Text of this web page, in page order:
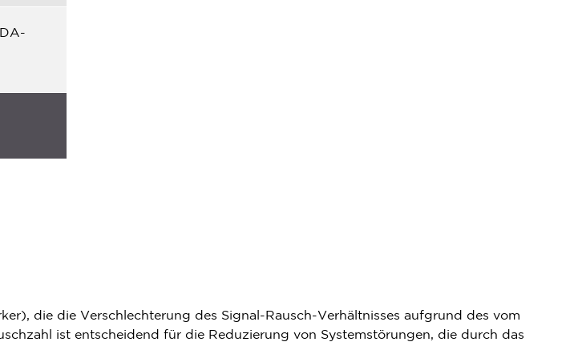
die die Verschlechterung des Signal-Rausch-Verhältnisses aufgrund des vom
ist entscheidend für die Reduzierung von Systemstörungen, die durch das